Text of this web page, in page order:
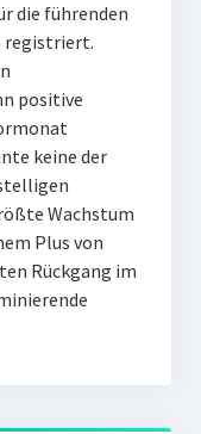
die führenden
registriert.
positive
keine der
Wachstum
Plus von
Rückgang im